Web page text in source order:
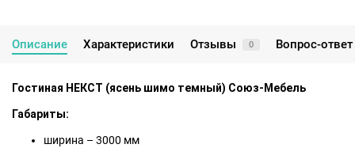
Описание Характеристики Отзывы 0 Вопрос-ответ
Гостиная НЕКСТ (ясень шимо темный) Союз-Мебель
Габариты:
ширина – 3000 мм